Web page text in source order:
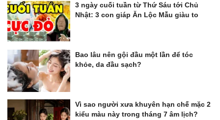
3 ngày cuối tuần từ Thứ Sáu tới Chủ
Nhật: 3 con giáp Ăn Lộc Mẫu giàu to
Bao lâu nên gội đầu một lần để tóc
khỏe, da đầu sạch?
Vì sao người xưa khuyên hạn chế mặc 2
kiểu màu này trong tháng 7 âm lịch?